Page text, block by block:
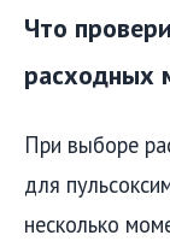
Что
расходных
При выборе
для
несколько